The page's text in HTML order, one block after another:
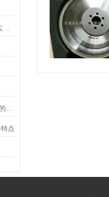
如何选购Oemer电机：关键要素与实用建议
KAESER KOMPRESSOREN鼓风机的特点
点